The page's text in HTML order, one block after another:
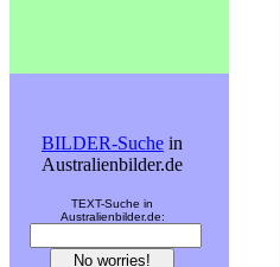
BILDER-Suche in
Australienbilder.de
TEXT-Suche in
Australienbilder.de: